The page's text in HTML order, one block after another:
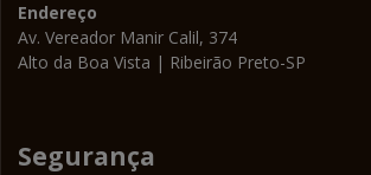
Endereço
Av. Vereador Manir Calil, 374
Alto da Boa Vista | Ribeirão Preto-SP
Segurança